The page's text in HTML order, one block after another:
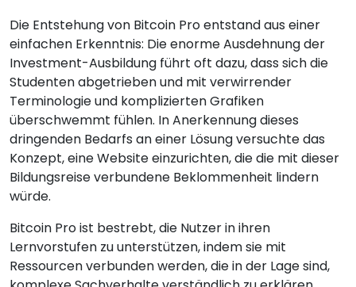
Die Entstehung von Bitcoin Pro entstand aus einer
einfachen Erkenntnis: Die enorme Ausdehnung der
Investment-Ausbildung führt oft dazu, dass sich die
Studenten abgetrieben und mit verwirrender
Terminologie und komplizierten Grafiken
überschwemmt fühlen. In Anerkennung dieses
dringenden Bedarfs an einer Lösung versuchte das
Konzept, eine Website einzurichten, die die mit dieser
Bildungsreise verbundene Beklommenheit lindern
würde.
Bitcoin Pro ist bestrebt, die Nutzer in ihren
Lernvorstufen zu unterstützen, indem sie mit
Ressourcen verbunden werden, die in der Lage sind,